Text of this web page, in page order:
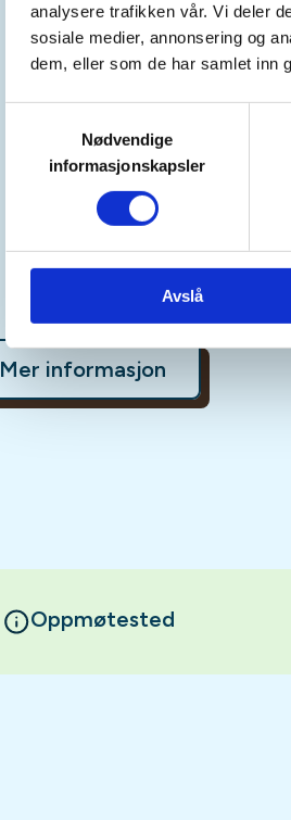
analysere trafikken vår. Vi deler
sosiale medier, annonsering og
dem, eller som de har samlet inn
Nødvendige
informasjonskapsler
Avslå
Åpen for alle og uavhengig
Ungdommer fra 14–26 år
Gratis for medlemmer av
Deltagere som i løpet av
til fylte 16 år, må ha
Mer informasjon
Oppmøtested